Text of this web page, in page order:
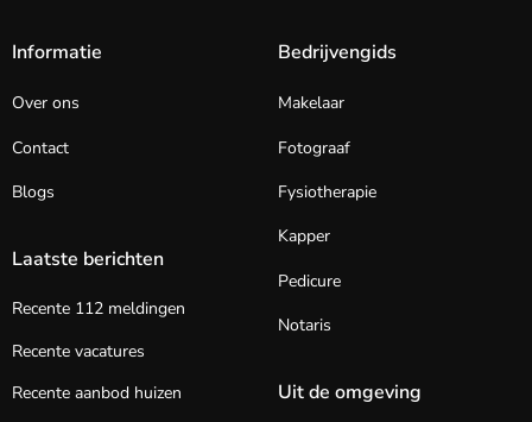
Informatie
Over ons
Contact
Blogs
Laatste berichten
Recente 112 meldingen
Recente vacatures
Recente aanbod huizen
Bedrijvengids
Makelaar
Fotograaf
Fysiotherapie
Kapper
Pedicure
Notaris
Uit de omgeving